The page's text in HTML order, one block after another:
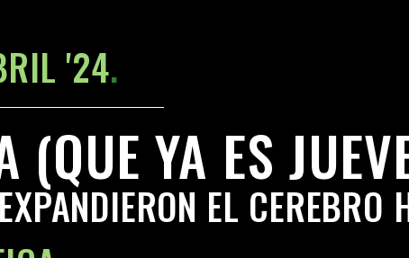
'24.
(QUE YA ES
EL CEREBRO